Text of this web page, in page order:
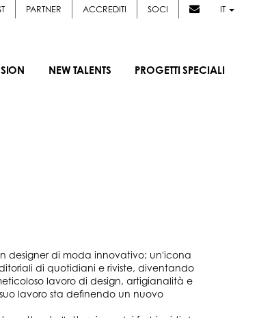
PARTNER ACCREDITI SOCI IT
NEW TALENTS PROGETTI SPECIALI
designer di moda innovativo; un'icona
di quotidiani e riviste, diventando
lavoro di design, artigianalità e
lavoro sta definendo un nuovo